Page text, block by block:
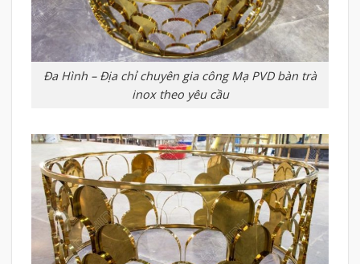
Đa Hình – Địa chỉ chuyên gia công Mạ PVD bàn trà
inox theo yêu cầu